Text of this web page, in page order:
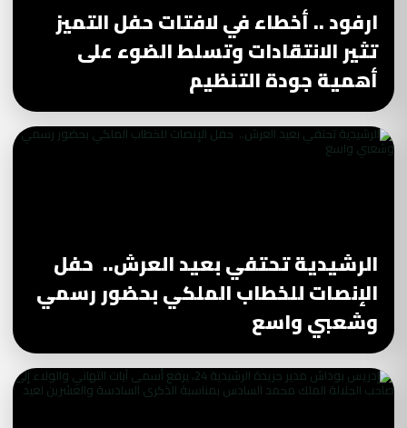
ارفود .. أخطاء في لافتات حفل التميز
تثير الانتقادات وتسلط الضوء على
أهمية جودة التنظيم
الرشيدية تحتفي بعيد العرش.. حفل
الإنصات للخطاب الملكي بحضور رسمي
وشعبي واسع